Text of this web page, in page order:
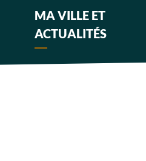
MA VILLE ET
ACTUALITÉS